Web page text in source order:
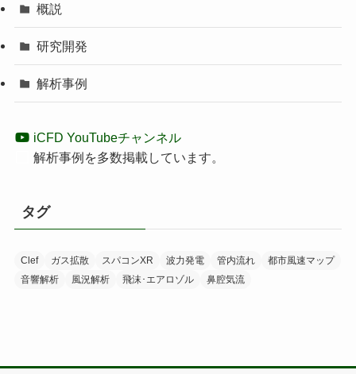
概説
研究開発
解析事例
iCFD YouTubeチャンネル
解析事例を多数掲載しています。
タグ
Clef ガス拡散 スパコンXR 波力発電 管内流れ
都市風速マップ
音響解析
風況解析 飛沫･エアロゾル 鼻腔気流